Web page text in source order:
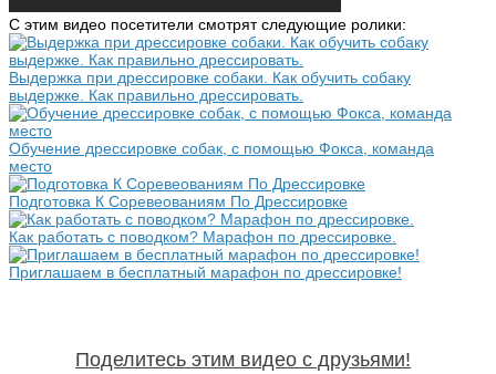
С этим видео посетители смотрят следующие ролики:
Выдержка при дрессировке собаки. Как обучить собаку
выдержке. Как правильно дрессировать.
Обучение дрессировке собак, с помощью Фокса, команда
место
Подготовка К Соревеованиям По Дрессировке
Как работать с поводком? Марафон по дрессировке.
Приглашаем в бесплатный марафон по дрессировке!
Поделитесь этим видео с друзьями!